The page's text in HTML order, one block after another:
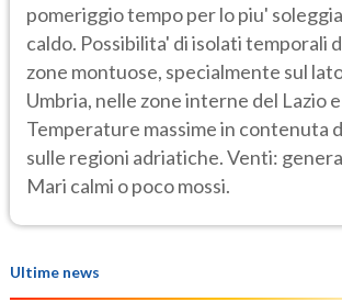
pomeriggio tempo per lo piu'
caldo. Possibilita' di isolati temporali
zone montuose, specialmente sul
Umbria, nelle zone interne del Lazio
Temperature massime in contenuta
sulle regioni adriatiche. Venti:
Mari calmi o poco mossi.
Ultime news